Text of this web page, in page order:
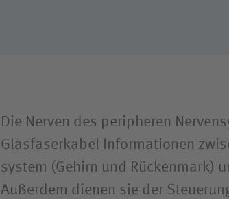
Die Nerven des peripheren
Glas­faserkabel Informationen
system (Gehirn und Rückenmark)
Außerdem dienen sie der